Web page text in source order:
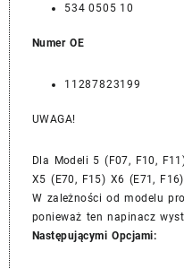
534 0505 10
Numer OE
11287823199
UWAGA!
Dla Modeli 5 (F07, F10,
X5 (E70, F15) X6 (E71, F16)
W zależności od modelu
ponieważ ten napinacz
Następującymi Opcjami: